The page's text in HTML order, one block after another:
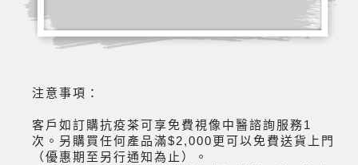
注意事項：
客戶如訂購抗疫茶可享免費視像中醫諮詢服務1
次。另購買任何產品滿$2,000更可以免費送貨上門
（優惠期至另行通知為止）。